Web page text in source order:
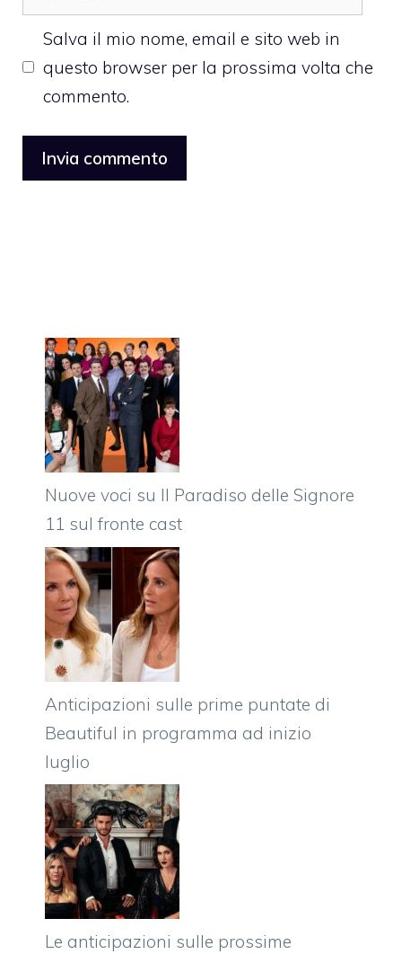
web
Salva il mio nome, email e sito web in
questo browser per la prossima volta che
commento.
Nuove voci su Il Paradiso delle Signore
11 sul fronte cast
Anticipazioni sulle prime puntate di
Beautiful in programma ad inizio
luglio
Le anticipazioni sulle prossime